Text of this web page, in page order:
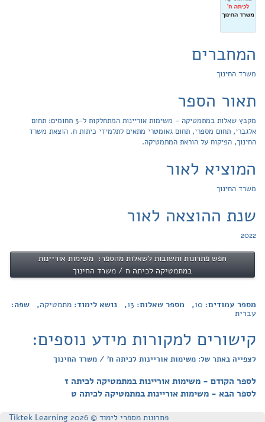
המחברים
משרד החינוך
תאור הספר
מקבץ שאלות במתמטיקה - משימות אוריינות המתחלקות ל-3 תחומים: תחום
אלגברי, תחום מספרי, תחום גאומטרי מתאים לתלמידי כיתות ח. הוצאת משרד
החינוך, הפיקוח על הוראת המתמטיקה.
המוציא לאור
משרד החינוך
שנת ההוצאה לאור
2022
חפש פתרונות ותשובות לשאלות מהספר: משימות אוריינות
במתמטיקה לכיתה ח / משרד החינוך
מספר עמודים: 10, מספר שאלות: 13, נושא לימוד: מתמטיקה, שפה:
עברית
קישורים למקורות מידע נוספים:
לצפייה באתר של: משימות אוריינות לכיתה ח' / משרד החינוך
לספר הקודם - משימות אוריינות במתמטיקה לכיתה ז
לספר הבא - משימות אוריינות במתמטיקה לכיתה ט
פתרונות מספרי לימוד © Tiktek Learning 2026